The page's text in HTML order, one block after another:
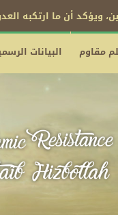
ويؤكد أن ما ارتكبه
مقاوم البيانات